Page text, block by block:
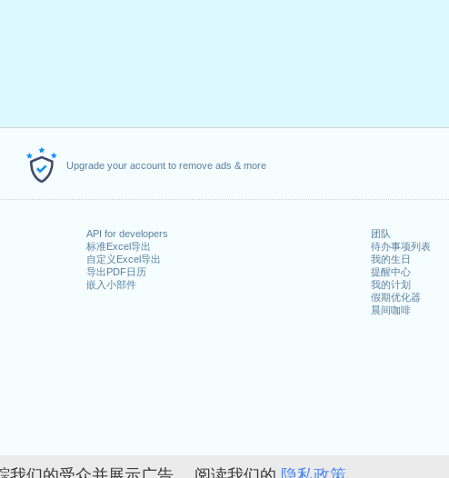
Upgrade your account to remove ads & more
API for developers
标准Excel导出
自定义Excel导出
导出PDF日历
嵌入小部件
团队
待办事项列表
我的生日
提醒中心
我的计划
假期优化器
晨间咖啡